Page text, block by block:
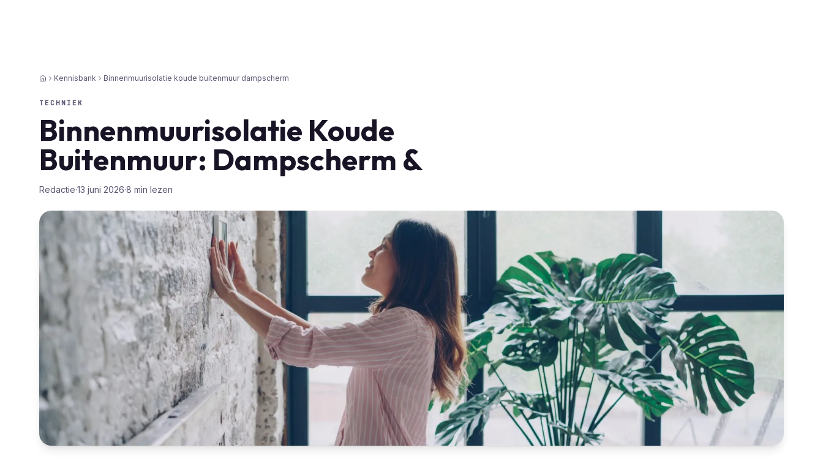
HomeKennisbank Binnenmuurisolatie koude buitenmuur dampscherm
TECHNIEK
Binnenmuurisolatie Koude
Buitenmuur: Dampscherm &
Redactie·13 juni 2026·8 min lezen